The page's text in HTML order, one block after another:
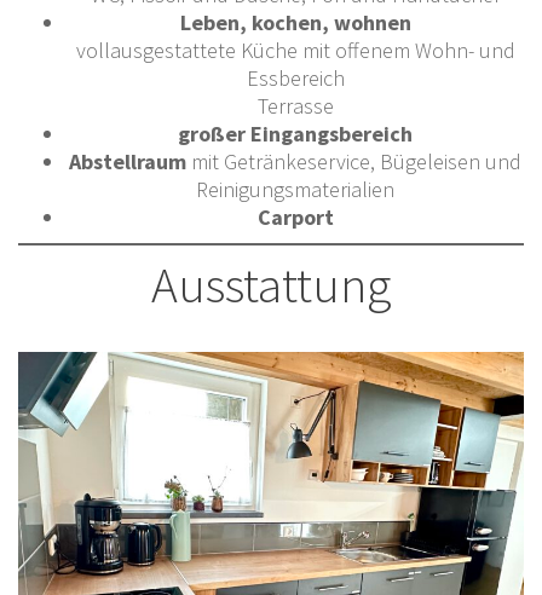
Leben, kochen, wohnen
vollausgestattete Küche mit offenem Wohn- und
Essbereich
Terrasse
großer Eingangsbereich
Abstellraum mit Getränkeservice, Bügeleisen und
Reinigungsmaterialien
Carport
Ausstattung